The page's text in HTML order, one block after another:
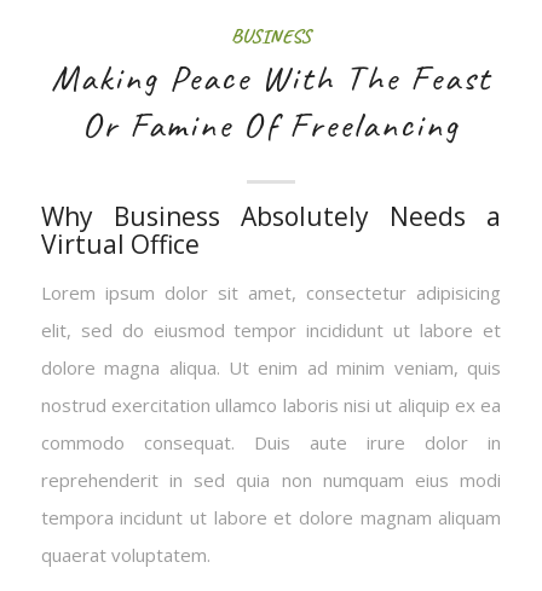
BUSINESS
Making Peace With The Feast
Or Famine Of Freelancing
Why Business Absolutely Needs a
Virtual Office
Lorem ipsum dolor sit amet, consectetur adipisicing
elit, sed do eiusmod tempor incididunt ut labore et
dolore magna aliqua. Ut enim ad minim veniam, quis
nostrud exercitation ullamco laboris nisi ut aliquip ex ea
commodo consequat. Duis aute irure dolor in
reprehenderit in sed quia non numquam eius modi
tempora incidunt ut labore et dolore magnam aliquam
quaerat voluptatem.